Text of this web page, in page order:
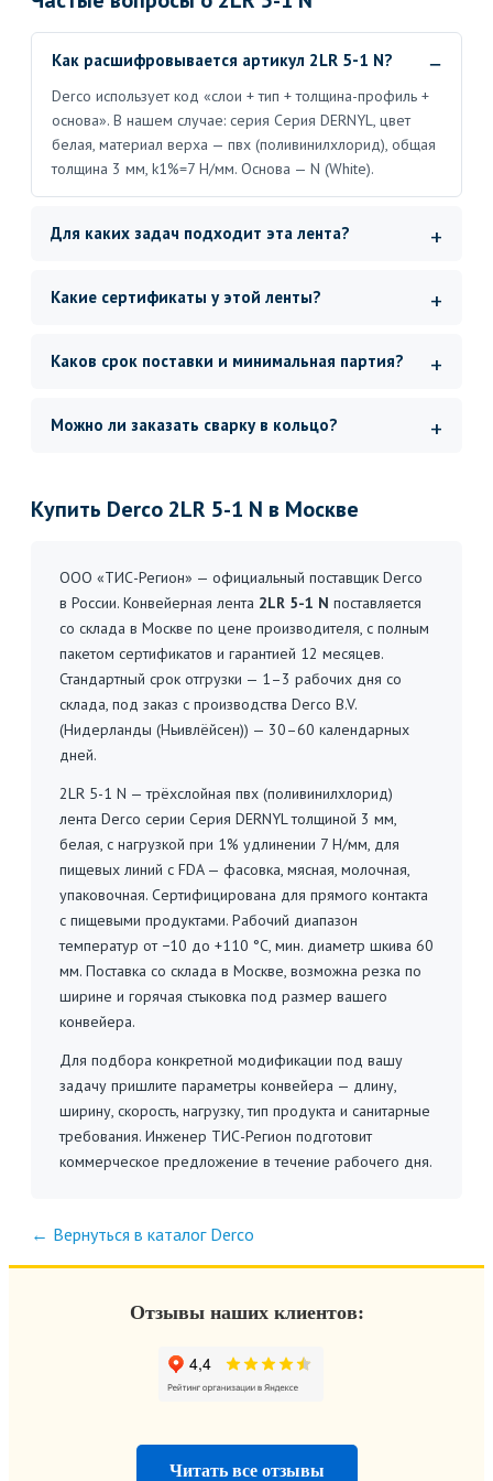
Как расшифровывается артикул 2LR 5-1 N?
Derco использует код «слои + тип + толщина-профиль +
основа». В нашем случае: серия Серия DERNYL, цвет
белая, материал верха — пвх (поливинилхлорид), общая
толщина 3 мм, k1%=7 Н/мм. Основа — N (White).
Для каких задач подходит эта лента?
Какие сертификаты у этой ленты?
Каков срок поставки и минимальная партия?
Можно ли заказать сварку в кольцо?
Купить Derco 2LR 5-1 N в Москве
ООО «ТИС-Регион» — официальный поставщик Derco
в России. Конвейерная лента 2LR 5-1 N поставляется
со склада в Москве по цене производителя, с полным
пакетом сертификатов и гарантией 12 месяцев.
Стандартный срок отгрузки — 1–3 рабочих дня со
склада, под заказ с производства Derco B.V.
(Нидерланды (Ньивлёйсен)) — 30–60 календарных
дней.
2LR 5-1 N — трёхслойная пвх (поливинилхлорид)
лента Derco серии Серия DERNYL толщиной 3 мм,
белая, с нагрузкой при 1% удлинении 7 Н/мм, для
пищевых линий с FDA — фасовка, мясная, молочная,
упаковочная. Сертифицирована для прямого контакта
с пищевыми продуктами. Рабочий диапазон
температур от −10 до +110 °C, мин. диаметр шкива 60
мм. Поставка со склада в Москве, возможна резка по
ширине и горячая стыковка под размер вашего
конвейера.
Для подбора конкретной модификации под вашу
задачу пришлите параметры конвейера — длину,
ширину, скорость, нагрузку, тип продукта и санитарные
требования. Инженер ТИС-Регион подготовит
коммерческое предложение в течение рабочего дня.
← Вернуться в каталог Derco
Отзывы наших клиентов:
Читать все отзывы